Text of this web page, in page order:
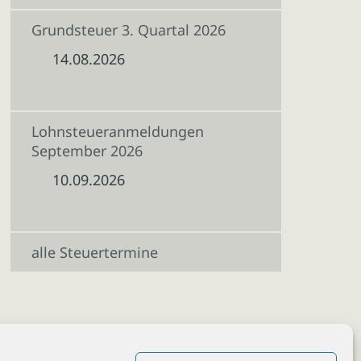
Grundsteuer 3. Quartal 2026
14.08.2026
Lohnsteueranmeldungen
September 2026
10.09.2026
alle Steuertermine